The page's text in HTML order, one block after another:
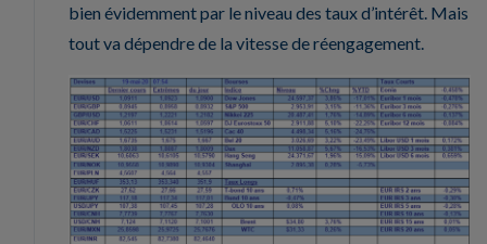
bien évidemment par le niveau des taux d’intérêt. Mais
tout va dépendre de la vitesse de réengagement.